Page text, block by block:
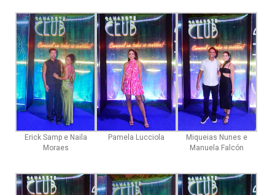
Erick Samp e Naila
Moraes
Pamela Lucciola
Miqueias Nunes e
Manuela Falcón